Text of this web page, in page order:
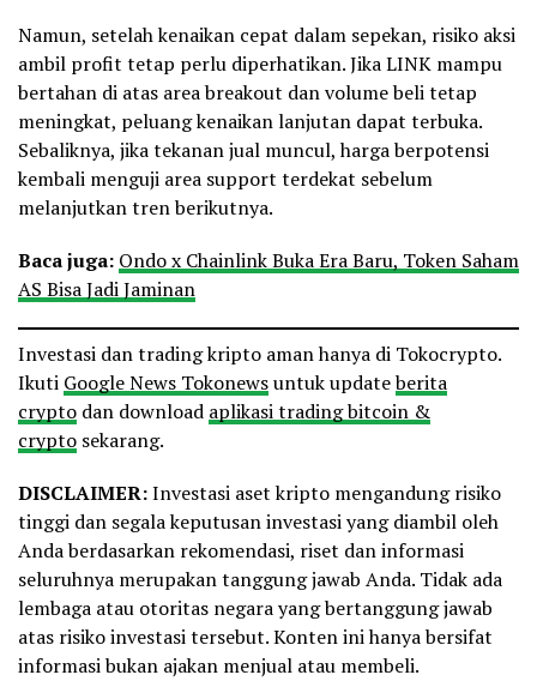
Namun, setelah kenaikan cepat dalam sepekan, risiko aksi
ambil profit tetap perlu diperhatikan. Jika LINK mampu
bertahan di atas area breakout dan volume beli tetap
meningkat, peluang kenaikan lanjutan dapat terbuka.
Sebaliknya, jika tekanan jual muncul, harga berpotensi
kembali menguji area support terdekat sebelum
melanjutkan tren berikutnya.
Baca juga: Ondo x Chainlink Buka Era Baru, Token Saham
AS Bisa Jadi Jaminan
Investasi dan trading kripto aman hanya di Tokocrypto.
Ikuti Google News Tokonewsuntuk updateberita
crypto dan download aplikasi trading bitcoin &
crypto sekarang.
DISCLAIMER:Investasi aset kripto mengandung risiko
tinggi dan segala keputusan investasi yang diambil oleh
Anda berdasarkan rekomendasi, riset dan informasi
seluruhnya merupakan tanggung jawab Anda. Tidak ada
lembaga atau otoritas negara yang bertanggung jawab
atas risiko investasi tersebut. Konten ini hanya bersifat
informasi bukan ajakan menjual atau membeli.